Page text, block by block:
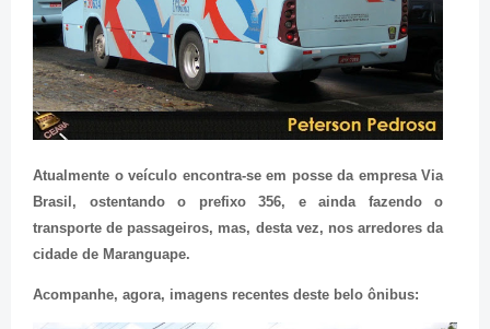
Atualmente o veículo encontra-se em posse da empresa Via
Brasil, ostentando o prefixo 356, e ainda fazendo o
transporte de passageiros, mas, desta vez, nos arredores da
cidade de Maranguape.
Acompanhe, agora, imagens recentes deste belo ônibus: